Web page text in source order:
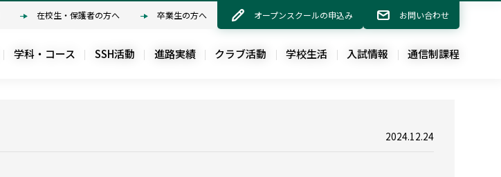
オープンスクールの申込み お問い合わせ
在校生・保護者の方へ 卒業生の方へ
学科・コース SSH活動 進路実績 クラブ活動 学校生活 入試情報 通信制課程
オープンスクールの申込み お問い合わせ
在校生・保護者の方へ 卒業生の方へ
学科・コース SSH活動 進路実績 クラブ活動 学校生活 入試情報 通信制課程
2024.12.24